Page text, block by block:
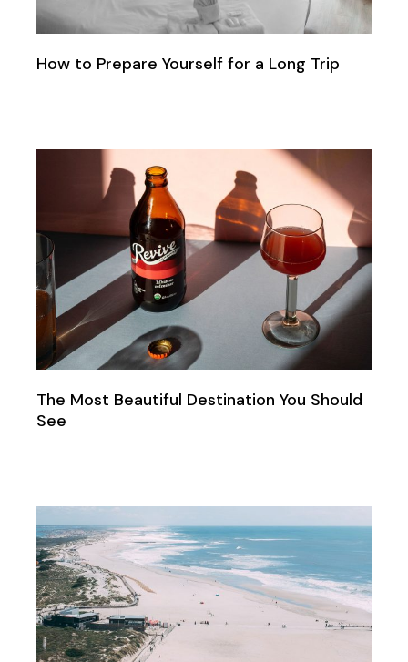
How to Prepare Yourself for a Long Trip
The Most Beautiful Destination You Should
See